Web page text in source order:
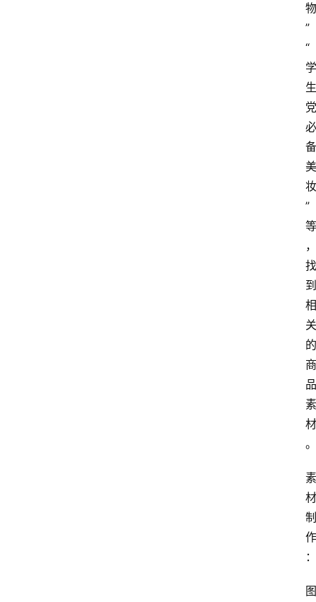
物
”
“
学
生
党
必
备
美
妆
”
等
，
找
到
相
关
的
商
品
素
材
。
素
材
制
作
：
图